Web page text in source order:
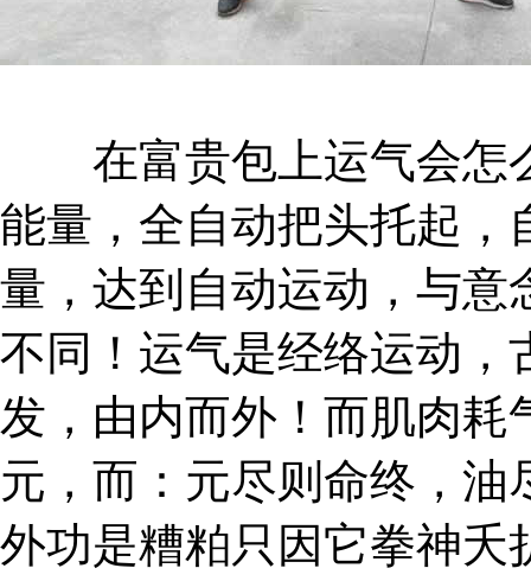
在富贵包上运气会怎
能量，全自动把头托起，
量，达到自动运动，与意
不同！运气是经络运动，
发，由内而外！而肌肉耗
元，而：元尽则命终，
外功是糟粕只因它拳神夭